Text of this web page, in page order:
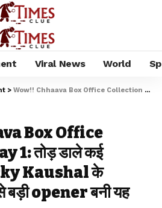
Viral News World
> Wow!! Chhaava Box Office Collection Day 1: तोड़ डाले कई records, Vicky Kaushal के career की सबसे बड़ी opener बनी यह फिल्म
Box Office
1: तोड़ डाले कई
Kaushal के
opener बनी यह